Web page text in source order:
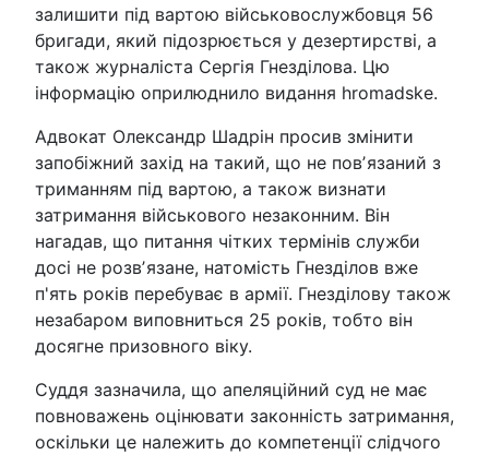
залишити під вартою військовослужбовця 56
бригади, який підозрюється у дезертирстві, а
також журналіста Сергія Гнезділова. Цю
інформацію оприлюднило видання hromadske.
Адвокат Олександр Шадрін просив змінити
запобіжний захід на такий, що не повʼязаний з
триманням під вартою, а також визнати
затримання військового незаконним. Він
нагадав, що питання чітких термінів служби
досі не розвʼязане, натомість Гнезділов вже
п'ять років перебуває в армії. Гнезділову також
незабаром виповниться 25 років, тобто він
досягне призовного віку.
Суддя зазначила, що апеляційний суд не має
повноважень оцінювати законність затримання,
оскільки це належить до компетенції слідчого